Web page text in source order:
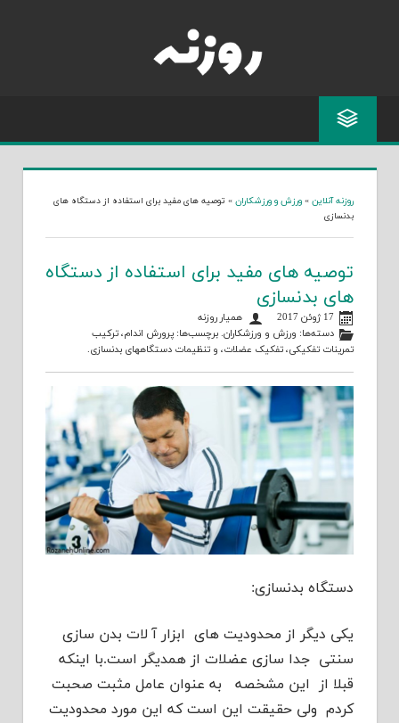
روزنه آنلاین » ورزش و ورزشکاران » توصیه های مفید برای استفاده از دستگاه های
بدنسازی
توصیه های مفید برای استفاده از دستگاه
های بدنسازی
17 ژوئن 2017
همیار روزنه
دسته‌ها: ورزش و ورزشکاران. برچسب‌ها:پرورش اندام،ترکیب
تمرینات تفکیکی، تفکیک عضلات، و تنظیمات دستگاههای بدنسازی.
دستگاه بدنسازی:
یکی دیگر از محدودیت های ابزار آ لات بدن سازی
سنتی جدا سازی عضلات از همدیگر است.با اینکه
قبلا از این مشخصه به عنوان عامل مثبت صحبت
کردم ولی حقیقت این است که این مورد محدودیت